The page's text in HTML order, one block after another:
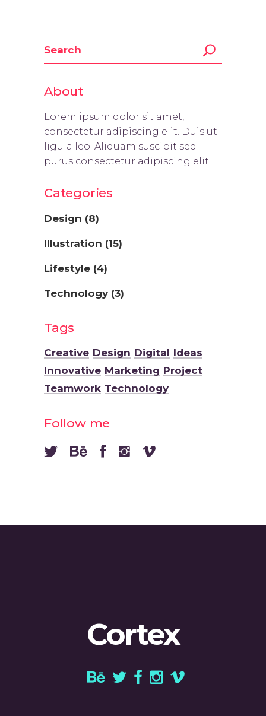
About
Lorem ipsum dolor sit amet,
consectetur adipiscing elit. Duis ut
ligula leo. Aliquam suscipit sed
purus consectetur adipiscing elit.
Categories
Design (8)
Illustration (15)
Lifestyle (4)
Technology (3)
Tags
Creative Design Digital Ideas
Innovative Marketing Project
Teamwork Technology
Follow me
Cortex